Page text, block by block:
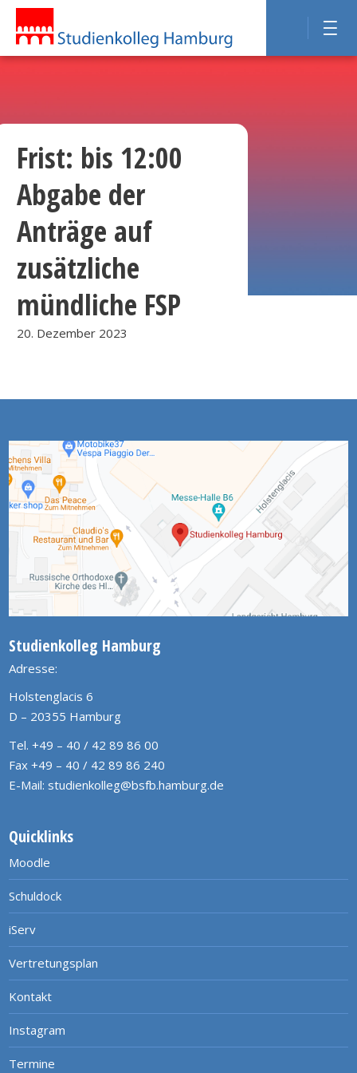
Frist: bis 12:00
Abgabe der
Anträge auf
zusätzliche
mündliche FSP
20. Dezember 2023
Studienkolleg Hamburg
Adresse:
Holstenglacis 6
D – 20355 Hamburg
Tel. +49 – 40 / 42 89 86 00
Fax +49 – 40 / 42 89 86 240
E-Mail: studienkolleg@bsfb.hamburg.de
Quicklinks
Moodle
Schuldock
iServ
Vertretungsplan
Kontakt
Instagram
Termine